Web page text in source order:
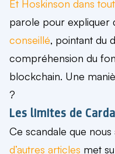
Et Hoskinson dans
parole pour expliquer
conseillé, pointant du
compréhension du
blockchain. Une
?
Les limites de
Ce scandale que
d’autres articles met